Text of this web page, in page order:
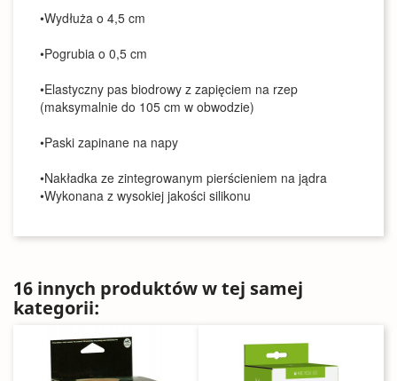
•Wydłuża o 4,5 cm
•Pogrubia o 0,5 cm
•Elastyczny pas biodrowy z zapięciem na rzep
(maksymalnie do 105 cm w obwodzie)
•Paski zapinane na napy
•Nakładka ze zintegrowanym pierścieniem na jądra
•Wykonana z wysokiej jakości silikonu
16 innych produktów w tej samej
kategorii: